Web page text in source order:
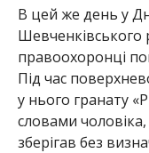
В цей же день у
Шевченківського
правоохоронці
Під час
у нього гранату
словами
зберігав без